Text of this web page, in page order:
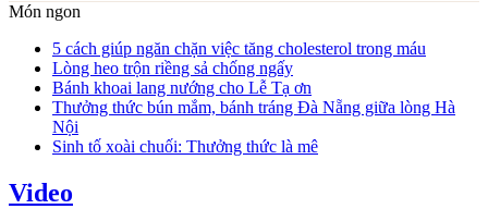
Món ngon
5 cách giúp ngăn chặn việc tăng cholesterol trong máu
Lòng heo trộn riềng sả chống ngấy
Bánh khoai lang nướng cho Lễ Tạ ơn
Thưởng thức bún mắm, bánh tráng Đà Nẵng giữa lòng Hà
Nội
Sinh tố xoài chuối: Thưởng thức là mê
Video